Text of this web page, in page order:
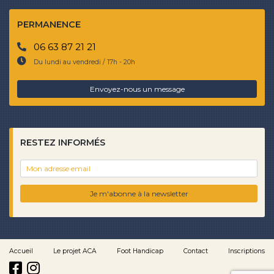
PERMANENCE
06 63 87 21 21
Du lundi au vendredi / 17h - 20h
Envoyez-nous un message
RESTEZ INFORMÉS
Je m'abonne à la newsletter
Accueil Le projet ACA Foot Handicap Contact Inscriptions